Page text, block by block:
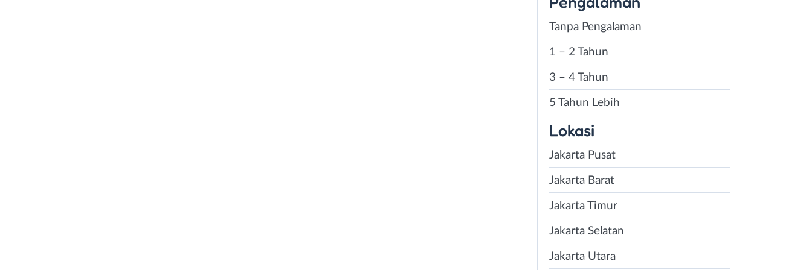
Tanpa Pengalaman
1 – 2 Tahun
3 – 4 Tahun
5 Tahun Lebih
Lokasi
Jakarta Pusat
Jakarta Barat
Jakarta Timur
Jakarta Selatan
Jakarta Utara